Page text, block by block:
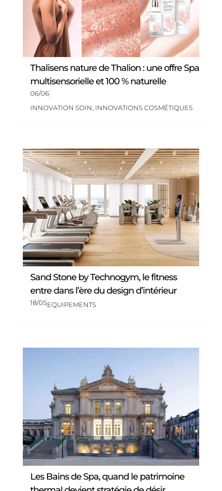
Thalisens nature de Thalion : une offre Spa
multisensorielle et 100 % naturelle
06/06
INNOVATION SOIN INNOVATIONS COSMÉTIQUES
Sand Stone by Technogym, le fitness
entre dans l’ère du design d’intérieur
18/05EQUIPEMENTS
Les Bains de Spa, quand le patrimoine